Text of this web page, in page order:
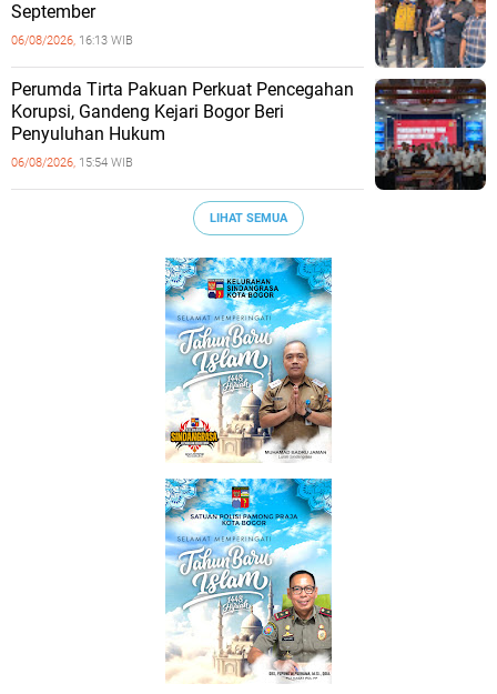
September
06/08/2026, 16:13 WIB
Perumda Tirta Pakuan Perkuat Pencegahan
Korupsi, Gandeng Kejari Bogor Beri
Penyuluhan Hukum
06/08/2026, 15:54 WIB
LIHAT SEMUA